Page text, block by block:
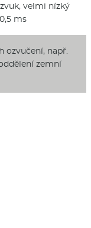
velmi nízký
ms
ozvučení, např.
zemní